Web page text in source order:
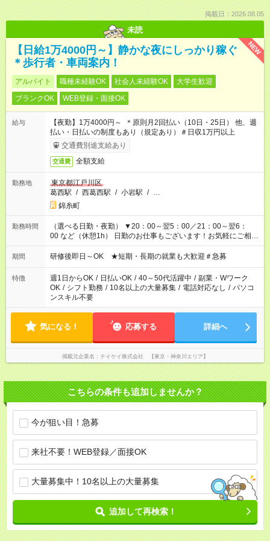
掲載日：2026.08.05
未読
NEW
【日給1万4000円～】静かな夜にしっかり稼ぐ
＊歩行者・車両案内！
アルバイト 職種未経験OK 社会人未経験OK
大学生歓迎
ブランクOK
WEB登録・面接OK
給与
【夜勤】1万4000円～ ＊原則月2回払い（10日・25日） 他、週
払い・日払いの制度もあり（規定あり）＃日収1万円以上
交通費別途支給あり
交通費 全額支給
勤務地
東京都江戸川区
葛西駅 / 西葛西駅 / 小岩駅 / …
錦糸町
勤務時間
（選べる日勤・夜勤） ▼20：00～翌5：00／21：00～翌6：
00 など（休憩1h） 日勤のお仕事もございます！お気軽にご相談
ください！
期間 研修後即日～OK ★短期・長期の就業も大歓迎＃急募
特徴 週1日からOK / 日払いOK / 40～50代活躍中 / 副業・Wワーク
OK / シフト勤務 / 10名以上の大量募集 / 電話対応なし / パソコ
ンスキル不要
気になる！ 応募する 詳細へ
掲載元企業名 テイケイ株式会社 【東京・神奈川エリア】
こちらの条件も追加しませんか？
今が狙い目！急募
来社不要！WEB登録／面接OK
大量募集中！10名以上の大量募集
追加して再検索！